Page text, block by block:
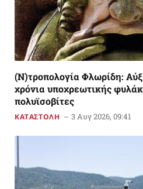
(Ν)τροπολογία Φλωρίδη:
χρόνια υποχρεωτικής
πολυϊσοβίτες
ΚΑΤΑΣΤΟΛΗ 3 Αυγ 2026, 09:41